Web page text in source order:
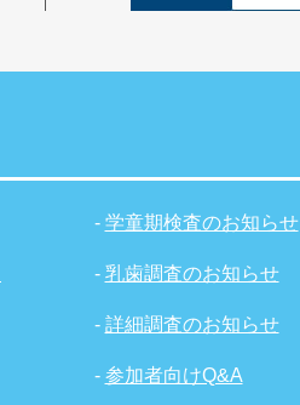
- 学童期検査のお知らせ
- 乳歯調査のお知らせ
- 詳細調査のお知らせ
- 参加者向けQ&A